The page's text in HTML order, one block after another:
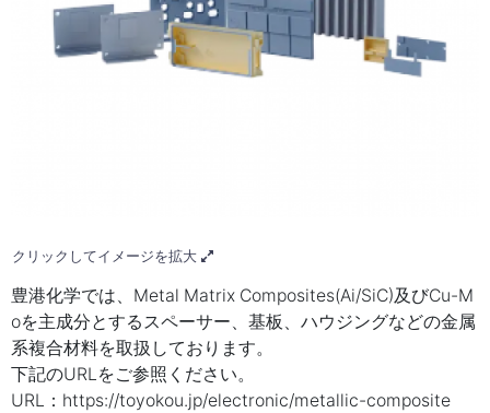
クリックしてイメージを拡大
豊港化学では、Metal Matrix Composites(Ai/SiC)及びCu-M
oを主成分とするスペーサー、基板、ハウジングなどの金属
系複合材料を取扱しております。
下記のURLをご参照ください。
URL：https://toyokou.jp/electronic/metallic-composite